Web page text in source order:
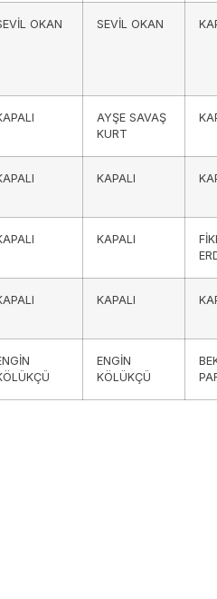
OKAN SEVİL OKAN
AYŞE SAVAŞ
KURT
KAPALI
KAPALI
KAPALI
ENGİN
KÖLÜKÇÜ